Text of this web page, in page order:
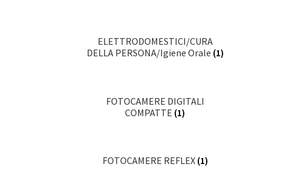
ELETTRODOMESTICI/CURA
DELLA PERSONA/Igiene Orale (1)
FOTOCAMERE DIGITALI
COMPATTE (1)
FOTOCAMERE REFLEX (1)